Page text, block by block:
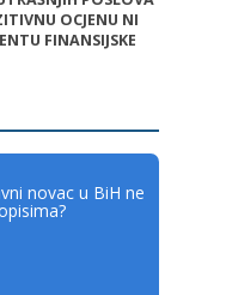
OCJENU NI
FINANSIJSKE
novac u BiH ne